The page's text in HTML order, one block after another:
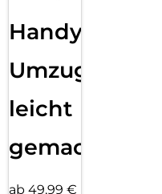
Handy
Umzug
leicht
gemacht!
ab 49,99 €